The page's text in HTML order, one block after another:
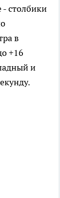
- столбики
в
+16
и